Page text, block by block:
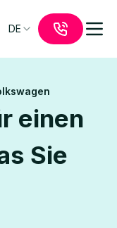
DE
einen
Sie